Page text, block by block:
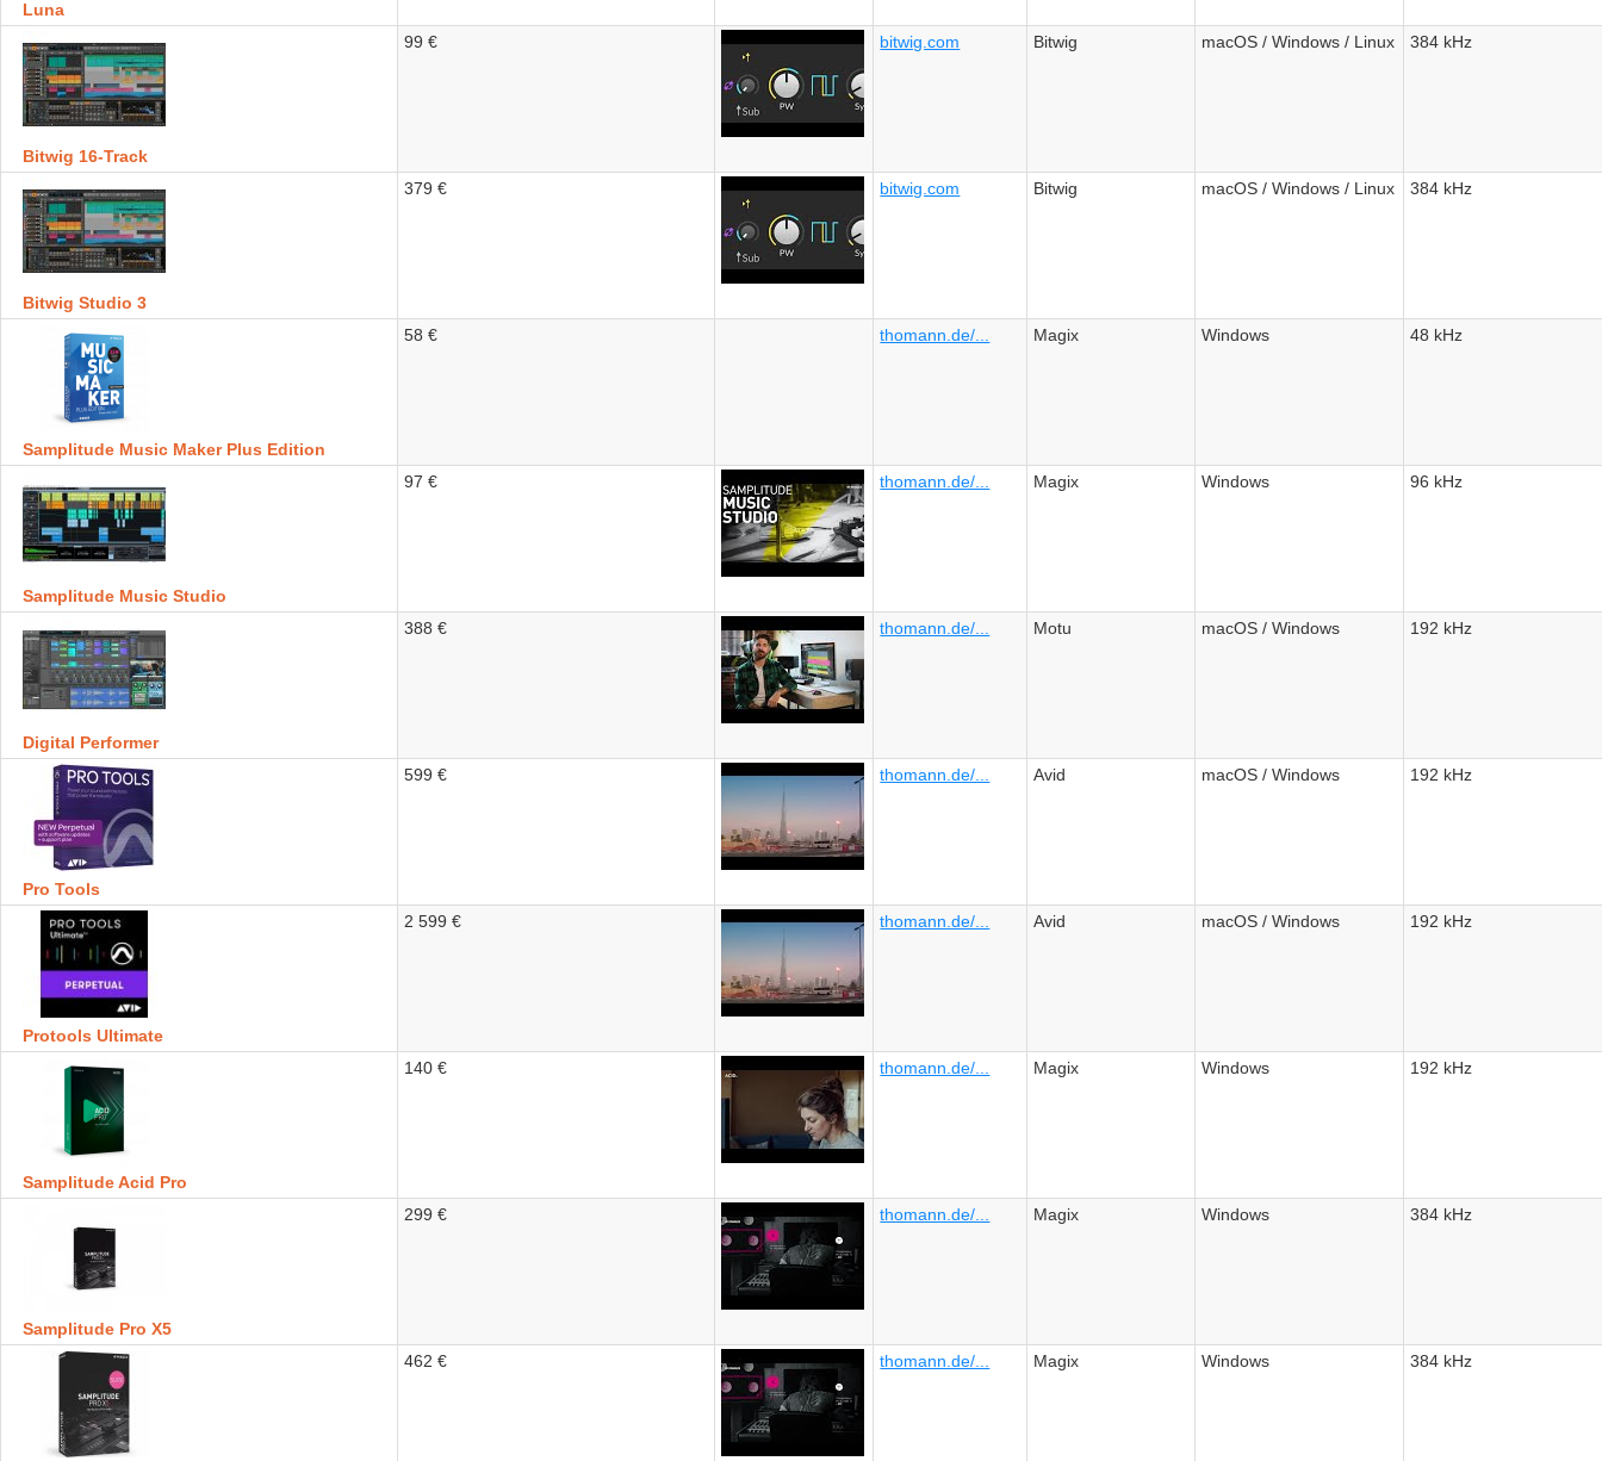
Luna
Bitwig 16-Track
99 € bitwig.com Bitwig macOS / Windows / Linux 384 kHz
Bitwig Studio 3
379 € bitwig.com Bitwig macOS / Windows / Linux 384 kHz
Samplitude Music Maker Plus Edition
58 € thomann.de/... Magix Windows 48 kHz
Samplitude Music Studio
97 € thomann.de/... Magix Windows 96 kHz
Digital Performer
388 € thomann.de/... Motu macOS / Windows 192 kHz
Pro Tools
599 € thomann.de/... Avid macOS / Windows 192 kHz
Protools Ultimate
2 599 € thomann.de/... Avid macOS / Windows 192 kHz
Samplitude Acid Pro
140 € thomann.de/... Magix Windows 192 kHz
Samplitude Pro X5
299 € thomann.de/... Magix Windows 384 kHz
462 € thomann.de/... Magix Windows 384 kHz